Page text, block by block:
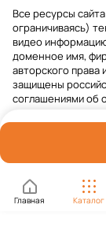
Главная Каталог
Все ресурсы
ограничиваясь)
видео
доменное имя,
авторского права
защищены
соглашениями об